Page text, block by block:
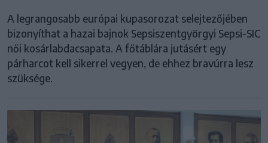
A legrangosabb európai kupasorozat selejtezőjében
bizonyíthat a hazai bajnok Sepsiszentgyörgyi Sepsi-SIC
női kosárlabdacsapata. A főtáblára jutásért egy
párharcot kell sikerrel vegyen, de ehhez bravúrra lesz
szüksége.